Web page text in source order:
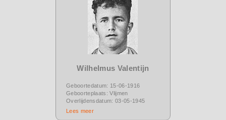
Wilhelmus Valentijn
Geboortedatum: 15-06-1916
Geboorteplaats: Vlijmen
Overlijdensdatum: 03-05-1945
Lees meer